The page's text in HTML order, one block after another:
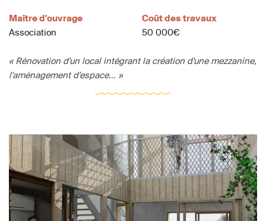
Maître d'ouvrage
Association
Coût des travaux
50 000€
« Rénovation d'un local intégrant la création d'une mezzanine,
l'aménagement d'espace... »